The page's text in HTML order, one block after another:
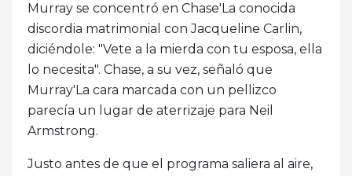
Murray se concentró en Chase'La conocida
discordia matrimonial con Jacqueline Carlin,
diciéndole: "Vete a la mierda con tu esposa, ella
lo necesita". Chase, a su vez, señaló que
Murray'La cara marcada con un pellizco
parecía un lugar de aterrizaje para Neil
Armstrong.
Justo antes de que el programa saliera al aire,